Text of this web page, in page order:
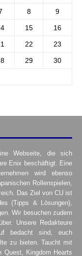
8 9
15 16
22 23
29 30
Webseite, die sich
Enix beschäftigt. Eine
wird ebenso
Rollenspielen,
Das Ziel von CU ist
(Tipps & Lösungen),
Wir besuchen zudem
Unsere Redakteure
bedacht sind, euch
zu bieten. Taucht mit
Quest, Kingdom Hearts